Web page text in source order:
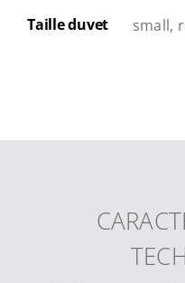
Taille duvet small,